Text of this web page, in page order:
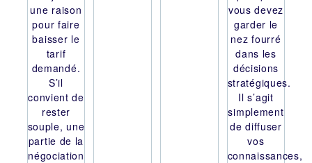
une raison
pour faire
baisser le
tarif
demandé.
S’il
convient de
rester
souple, une
partie de la
négociation
vous devez
garder le
nez fourré
dans les
décisions
stratégiques.
Il s’agit
simplement
de diffuser
vos
connaissances,